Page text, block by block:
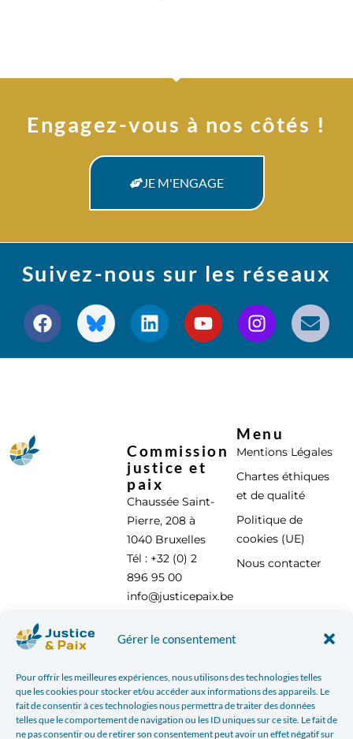
Gérer le consentement
Pour offrir les meilleures expériences, nous utilisons des technologies telles
que les cookies pour stocker et/ou accéder aux informations des appareils. Le
fait de consentir à ces technologies nous permettra de traiter des données
telles que le comportement de navigation ou les ID uniques sur ce site. Le fait de
ne pas consentir ou de retirer son consentement peut avoir un effet négatif sur
Engagez-vous à nos côtés !
JE M'ENGAGE
Suivez-nous sur les réseaux
Commission
justice et
paix
Chaussée Saint-
Pierre, 208 à
1040 Bruxelles
Tél : +32 (0) 2
896 95 00
info@justicepaix.be
Menu
Mentions Légales
Chartes éthiques
et de qualité
Politique de
cookies (UE)
Nous contacter